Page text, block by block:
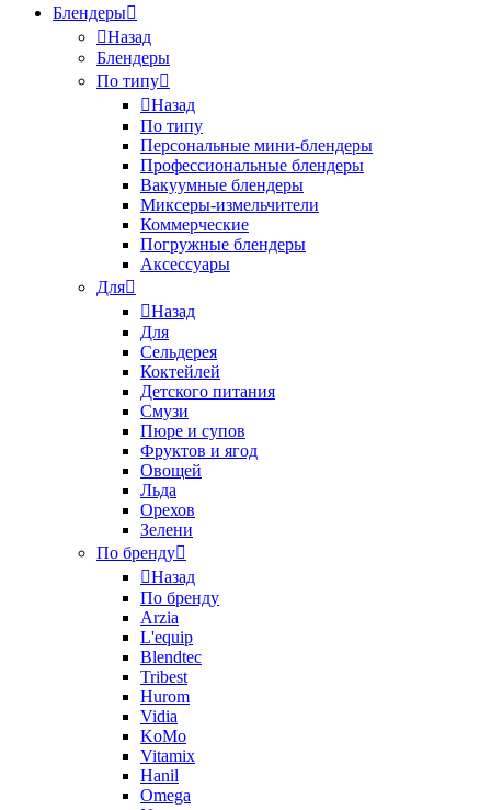
Блендеры
Назад
Блендеры
По типу
Назад
По типу
Персональные мини-блендеры
Профессиональные блендеры
Вакуумные блендеры
Миксеры-измельчители
Коммерческие
Погружные блендеры
Аксессуары
Для
Назад
Для
Сельдерея
Коктейлей
Детского питания
Смузи
Пюре и супов
Фруктов и ягод
Овощей
Льда
Орехов
Зелени
По бренду
Назад
По бренду
Arzia
L'equip
Blendtec
Tribest
Hurom
Vidia
KoMo
Vitamix
Hanil
Omega